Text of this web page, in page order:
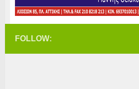
FOLLOW: